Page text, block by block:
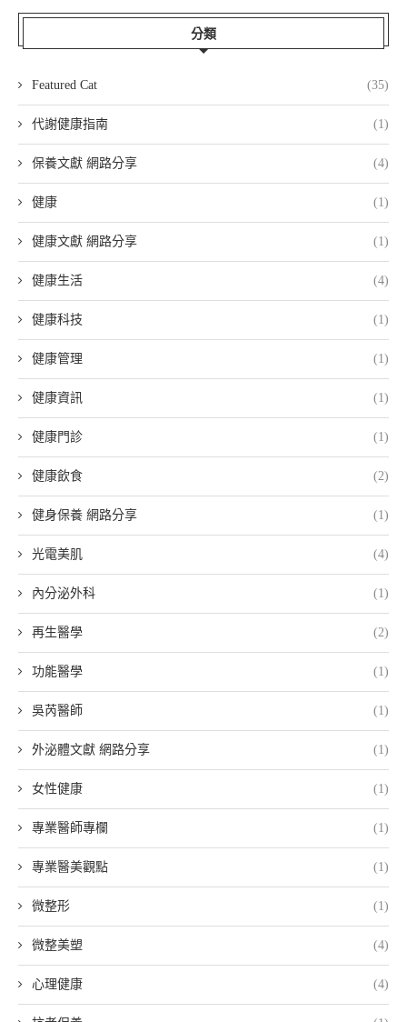
分類
Featured Cat (35)
代謝健康指南 (1)
保養文獻 網路分享 (4)
健康 (1)
健康文獻 網路分享 (1)
健康生活 (4)
健康科技 (1)
健康管理 (1)
健康資訊 (1)
健康門診 (1)
健康飲食 (2)
健身保養 網路分享 (1)
光電美肌 (4)
內分泌外科 (1)
再生醫學 (2)
功能醫學 (1)
吳芮醫師 (1)
外泌體文獻 網路分享 (1)
女性健康 (1)
專業醫師專欄 (1)
專業醫美觀點 (1)
微整形 (1)
微整美塑 (4)
心理健康 (4)